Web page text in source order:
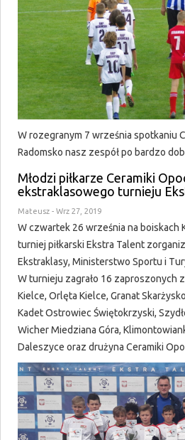
W rozegranym 7 września spotkaniu
Radomsko nasz zespół po bardzo
Młodzi piłkarze Ceramiki
ekstraklasowego turnieju
Mateusz - Wrz 27, 2019
W czwartek 26 września na boiskach
turniej piłkarski Ekstra Talent
Ekstraklasy, Ministerstwo Sportu i
W turnieju zagrało 16 zaproszonych
Kielce, Orlęta Kielce, Granat
Kadet Ostrowiec Świętokrzyski,
Wicher Miedziana Góra,
Daleszyce oraz drużyna Ceramiki